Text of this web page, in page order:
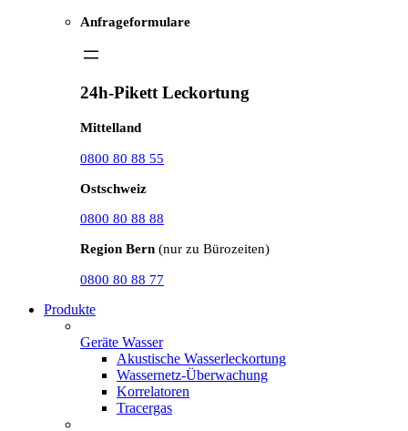
Anfrageformulare
24h-Pikett Leckortung
Mittelland
0800 80 88 55
Ostschweiz
0800 80 88 88
Region Bern (nur zu Bürozeiten)
0800 80 88 77
Produkte
Geräte Wasser
Akustische Wasserleckortung
Wassernetz-Überwachung
Korrelatoren
Tracergas